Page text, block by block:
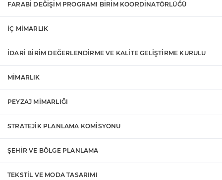
FARABİ DEĞİŞİM PROGRAMI BİRİM KOORDİNATÖRLÜĞÜ
İÇ MİMARLIK
İDARİ BİRİM DEĞERLENDİRME VE KALİTE GELİŞTİRME KURULU
MİMARLIK
PEYZAJ MİMARLIĞI
STRATEJİK PLANLAMA KOMİSYONU
ŞEHİR VE BÖLGE PLANLAMA
TEKSTİL VE MODA TASARIMI